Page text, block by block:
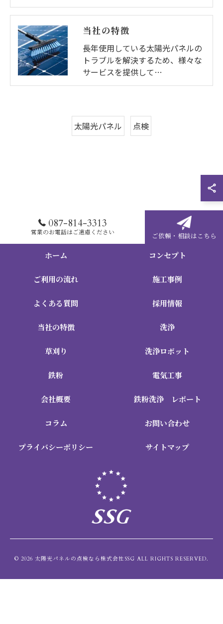
当社の特徴
長年使用している太陽光パネルの
トラブルを解決するため、様々な
サービスを提供して…
太陽光パネル 点検
087-814-3313
営業のお電話はご遠慮ください ご依頼・相談はこちら
ホーム コンセプト
ご利用の流れ 施工事例
よくある質問 採用情報
当社の特徴 洗浄
草刈り 洗浄ロボット
鉄粉 電気工事
会社概要 鉄粉洗浄 レポート
コラム お問い合わせ
プライバシーポリシー サイトマップ
© 2026 太陽光パネルの点検なら株式会社SSG ALL RIGHTS RESERVED.